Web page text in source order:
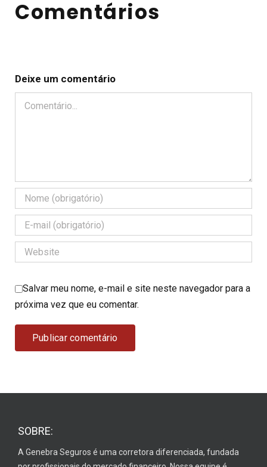
Comentários
Deixe um comentário
Comentário
Salvar meu nome, e-mail e site neste navegador para a
próxima vez que eu comentar.
SOBRE:
A Genebra Seguros é uma corretora diferenciada, fundada